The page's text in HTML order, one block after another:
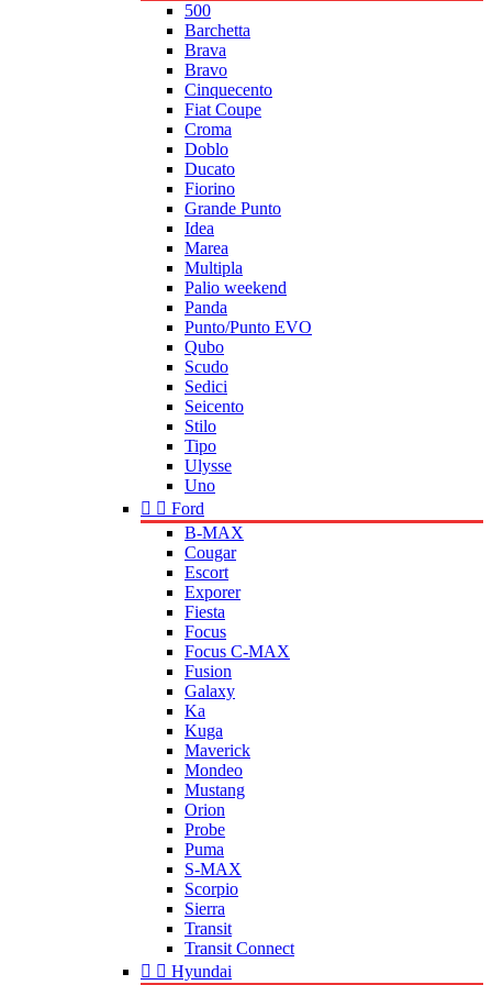
500
Barchetta
Brava
Bravo
Cinquecento
Fiat Coupe
Croma
Doblo
Ducato
Fiorino
Grande Punto
Idea
Marea
Multipla
Palio weekend
Panda
Punto/Punto EVO
Qubo
Scudo
Sedici
Seicento
Stilo
Tipo
Ulysse
Uno
  Ford
B-MAX
Cougar
Escort
Exporer
Fiesta
Focus
Focus C-MAX
Fusion
Galaxy
Ka
Kuga
Maverick
Mondeo
Mustang
Orion
Probe
Puma
S-MAX
Scorpio
Sierra
Transit
Transit Connect
  Hyundai